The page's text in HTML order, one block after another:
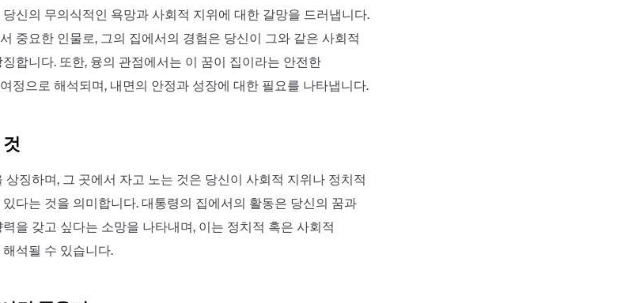
신의 무의식적인 욕망과 사회적 지위에 대한 갈망을 드러냅니다.
중요한 인물로, 그의 집에서의 경험은 당신이 그와 같은 사회적
합니다. 또한, 융의 관점에서는 이 꿈이 집이라는 안전한
정으로 해석되며, 내면의 안정과 성장에 대한 필요를 나타냅니다.
징하며, 그 곳에서 자고 노는 것은 당신이 사회적 지위나 정치적
다는 것을 의미합니다. 대통령의 집에서의 활동은 당신의 꿈과
을 갖고 싶다는 소망을 나타내며, 이는 정치적 혹은 사회적
석될 수 있습니다.